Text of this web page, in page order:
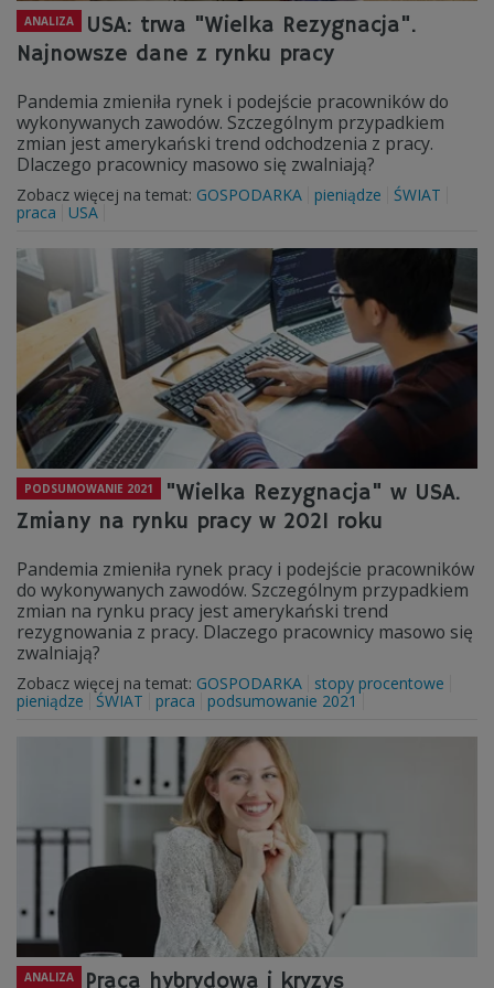
ANALIZA
USA: trwa "Wielka Rezygnacja".
Najnowsze dane z rynku pracy
Pandemia zmieniła rynek i podejście pracowników do
wykonywanych zawodów. Szczególnym przypadkiem
zmian jest amerykański trend odchodzenia z pracy.
Dlaczego pracownicy masowo się zwalniają?
Zobacz więcej na temat: GOSPODARKA pieniądze
ŚWIAT
praca
USA
PODSUMOWANIE 2021
"Wielka Rezygnacja" w USA.
Zmiany na rynku pracy w 2021 roku
Pandemia zmieniła rynek pracy i podejście pracowników
do wykonywanych zawodów. Szczególnym przypadkiem
zmian na rynku pracy jest amerykański trend
rezygnowania z pracy. Dlaczego pracownicy masowo się
zwalniają?
Zobacz więcej na temat: GOSPODARKA
stopy procentowe
pieniądze
ŚWIAT praca podsumowanie 2021
ANALIZA Praca hybrydowa i kryzys